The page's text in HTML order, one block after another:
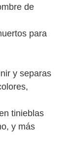
de
para
y separas
tinieblas
y más